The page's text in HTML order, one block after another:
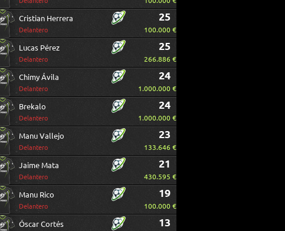
Cristian Herrera
Delantero
25
100.000 €
Lucas Pérez
Delantero
25
266.886 €
Chimy Ávila
Delantero
24
1.000.000 €
Brekalo
Delantero
24
1.000.000 €
Manu Vallejo
Delantero
23
133.646 €
Jaime Mata
Delantero
21
430.595 €
Manu Rico
Delantero
19
100.000 €
Óscar Cortés 13